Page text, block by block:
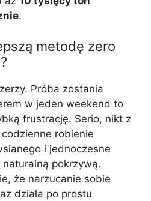
.
metodę zero
Próba zostania
w jeden weekend to
frustrację. Serio, nikt z
robienie
i jednoczesne
pokrzywą.
że narzucanie sobie
działa po prostu